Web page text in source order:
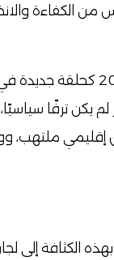
الكفاءة
وفي هذا السياق، جاءت انتخابات مجلس
ترفًا سياسيًا،
إقليمي ملتهب،
الكثافة إلى